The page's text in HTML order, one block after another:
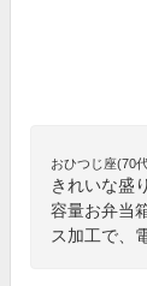
おひつじ座(70
きれいな盛
容量お弁当
ス加工で、